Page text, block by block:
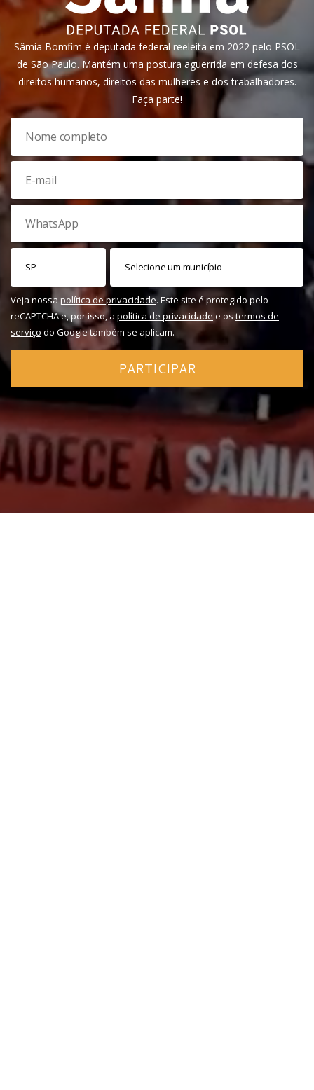
Sâmia Bomfim é deputada federal reeleita em 2022 pelo PSOL
de São Paulo. Mantém uma postura aguerrida em defesa dos
direitos humanos, direitos das mulheres e dos trabalhadores.
Faça parte!
Veja nossa política de privacidade. Este site é protegido pelo
reCAPTCHA e, por isso, a política de privacidade e ostermos de
serviço do Google também se aplicam.
PARTICIPAR